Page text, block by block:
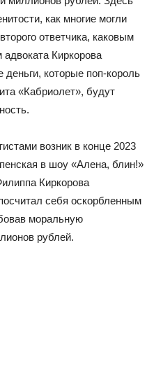
как многие могли
ответчика, каковым
Киркорова
деньги, которые поп-король
«Кабриолет», будут
возник в конце 2023
в шоу «Алена, блин!»
Киркорова
себя оскорбленным
моральную
рублей.